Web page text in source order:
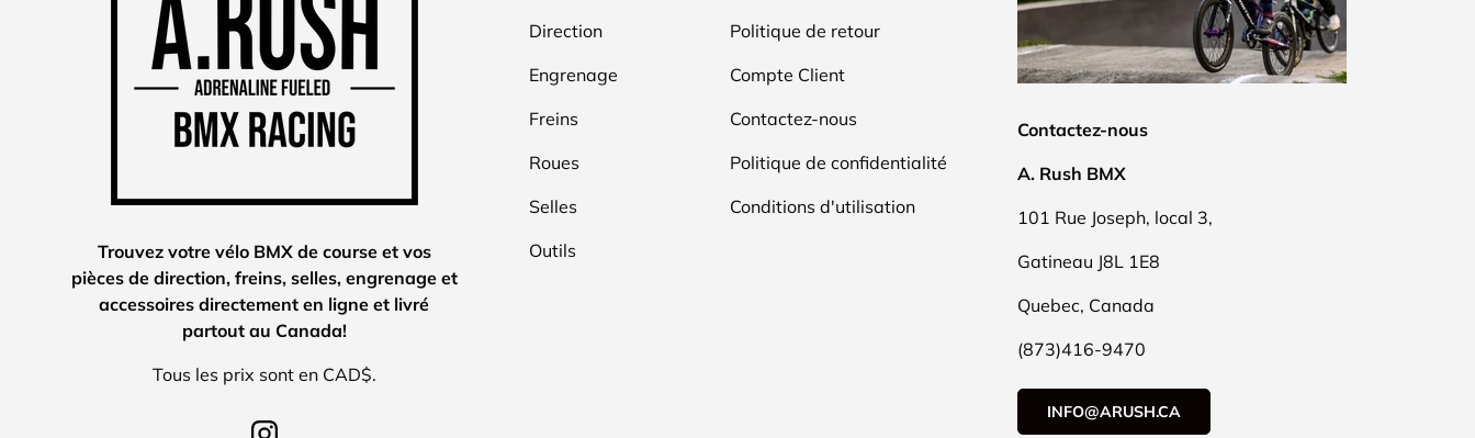
Trouvez votre vélo BMX de course et vos
pièces de direction, freins, selles, engrenage et
accessoires directement en ligne et livré
partout au Canada!
Tous les prix sont en CAD$.
Direction
Engrenage
Freins
Roues
Selles
Outils
Politique de retour
Compte Client
Contactez-nous
Politique de confidentialité
Conditions d'utilisation
Contactez-nous
A. Rush BMX
101 Rue Joseph, local 3,
Gatineau J8L 1E8
Quebec, Canada
(873)416-9470
INFO@ARUSH.CA